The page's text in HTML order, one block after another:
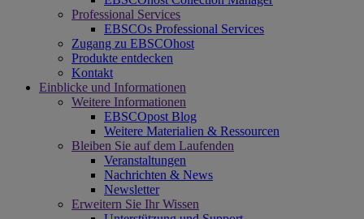
Professional Services
EBSCOs Professional Services
Zugang zu EBSCOhost
Produkte entdecken
Kontakt
Einblicke und Informationen
Weitere Informationen
EBSCOpost Blog
Weitere Materialien & Ressourcen
Bleiben Sie auf dem Laufenden
Veranstaltungen
Nachrichten & News
Newsletter
Erweitern Sie Ihr Wissen